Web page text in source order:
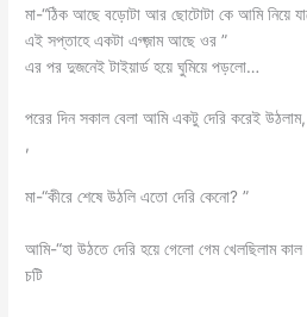
মা-“ঠিক আছে বড়োটা আর ছোটোটা কে আমি নিয়ে
এই সপ্তাহে একটা এগ্জ়াম আছে ওর ”
এর পর দুজনেই টাইয়ার্ড হয়ে ঘুমিয়ে পড়লো…
পরের দিন সকাল বেলা আমি একটু দেরি করেই উঠলাম,
,
মা-“কীরে শেষে উঠলি এতো দেরি কেনো? ”
আমি-“হা উঠতে দেরি হয়ে গেলো গেম খেলছিলাম কাল
চটি